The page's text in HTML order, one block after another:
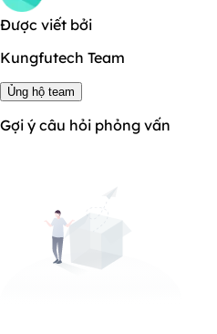
Được viết bởi
Kungfutech Team
Ủng hộ team
Gợi ý câu hỏi phỏng vấn